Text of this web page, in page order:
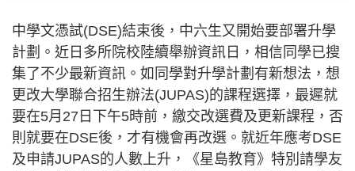
中學文憑試(DSE)結束後，中六生又開始要部署升學
計劃。近日多所院校陸續舉辦資訊日，相信同學已搜
集了不少最新資訊。如同學對升學計劃有新想法，想
更改大學聯合招生辦法(JUPAS)的課程選擇，最遲就
要在5月27日下午5時前，繳交改選費及更新課程，否
則就要在DSE後，才有機會再改選。就近年應考DSE
及申請JUPAS的人數上升，《星島教育》特別請學友